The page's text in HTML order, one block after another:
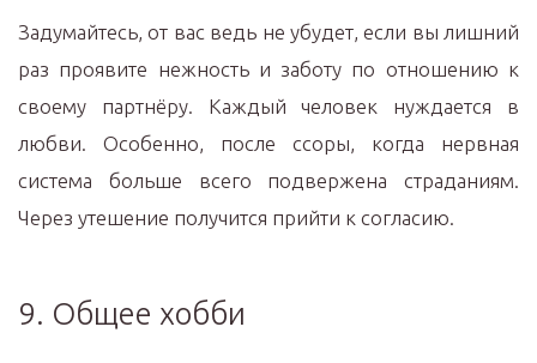
Задумайтесь, от вас ведь не убудет, если вы лишний
раз проявите нежность и заботу по отношению к
своему партнёру. Каждый человек нуждается в
любви. Особенно, после ссоры, когда нервная
система больше всего подвержена страданиям.
Через утешение получится прийти к согласию.
9. Общее хобби